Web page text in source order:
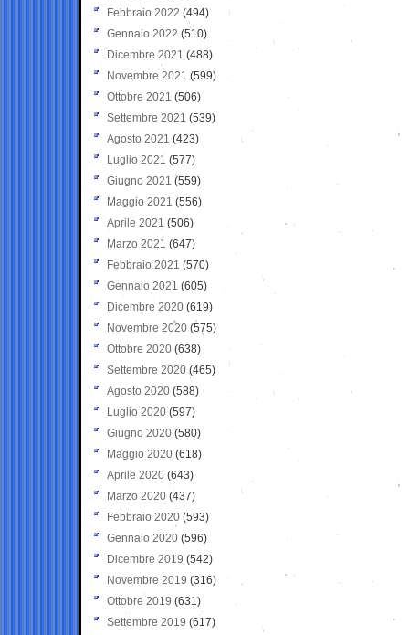
Febbraio 2022 (494)
Gennaio 2022 (510)
Dicembre 2021 (488)
Novembre 2021 (599)
Ottobre 2021 (506)
Settembre 2021 (539)
Agosto 2021 (423)
Luglio 2021 (577)
Giugno 2021(559)
Maggio 2021 (556)
Aprile 2021 (506)
Marzo 2021 (647)
Febbraio 2021 (570)
Gennaio 2021 (605)
Dicembre 2020 (619)
Novembre 2020 (575)
Ottobre 2020 (638)
Settembre 2020(465)
Agosto 2020 (588)
Luglio 2020 (597)
Giugno 2020 (580)
Maggio 2020 (618)
Aprile 2020 (643)
Marzo 2020 (437)
Febbraio 2020 (593)
Gennaio 2020 (596)
Dicembre 2019 (542)
Novembre 2019 (316)
Ottobre 2019 (631)
Settembre 2019 (617)